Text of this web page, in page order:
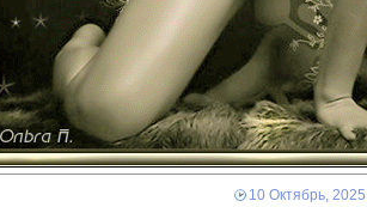
10 Октябрь, 2025